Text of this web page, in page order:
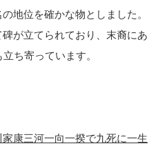
地位を確かな物としました。
が立てられており、末裔にあ
ち寄っています。
康三河一向一揆で九死に一生